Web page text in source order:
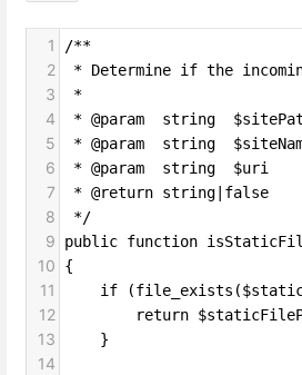
1 /**
2 * Determine if the
3 *
4 * @param  string
5 * @param  string
6 * @param  string  $uri
7 * @return string|false
8 */
9 public function
10 {
11
if
12
return
13
    }
14